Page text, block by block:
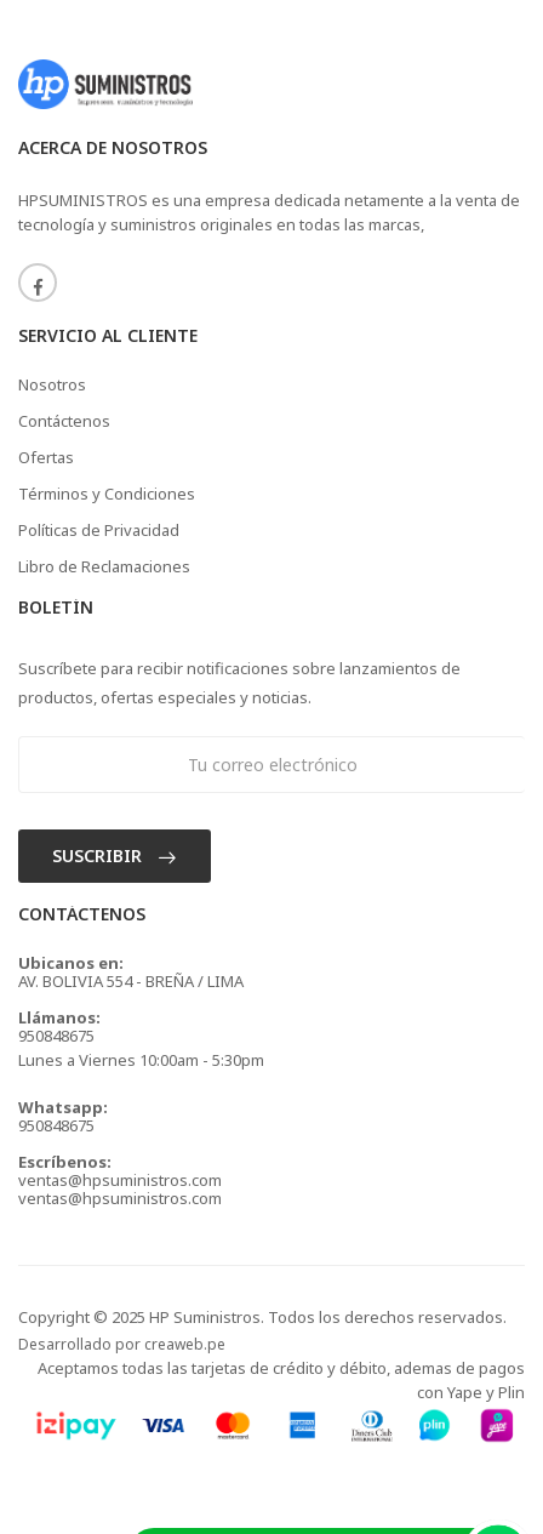
ACERCA DE NOSOTROS
HPSUMINISTROS es una empresa dedicada netamente a la venta de
tecnología y suministros originales en todas las marcas,
SERVICIO AL CLIENTE
Nosotros
Contáctenos
Ofertas
Términos y Condiciones
Políticas de Privacidad
Libro de Reclamaciones
BOLETÍN
Suscríbete para recibir notificaciones sobre lanzamientos de
productos, ofertas especiales y noticias.
SUSCRIBIR
CONTÁCTENOS
Ubicanos en:
AV. BOLIVIA 554 - BREÑA / LIMA
Llámanos:
950848675
Lunes a Viernes 10:00am - 5:30pm
Whatsapp:
950848675
Escríbenos:
ventas@hpsuministros.com
ventas@hpsuministros.com
Copyright © 2025 HP Suministros. Todos los derechos reservados.
Desarrollado por creaweb.pe
Aceptamos todas las tarjetas de crédito y débito, ademas de pagos
con Yape y Plin